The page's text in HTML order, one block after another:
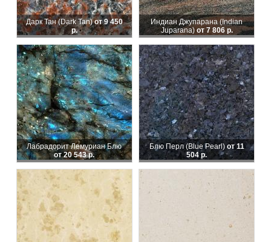
Дарк Тан (Dark Tan)от 9 450
р.
Индиан Джупарана (Indian
Juparana) от 7 806 р.
Лабрадорит Лемуриан Блю
от 20 543 р.
Блю Перл (Blue Pearl) от 11
504 р.